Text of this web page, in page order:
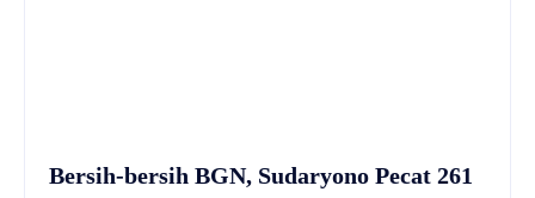
Bersih-bersih BGN, Sudaryono Pecat 261